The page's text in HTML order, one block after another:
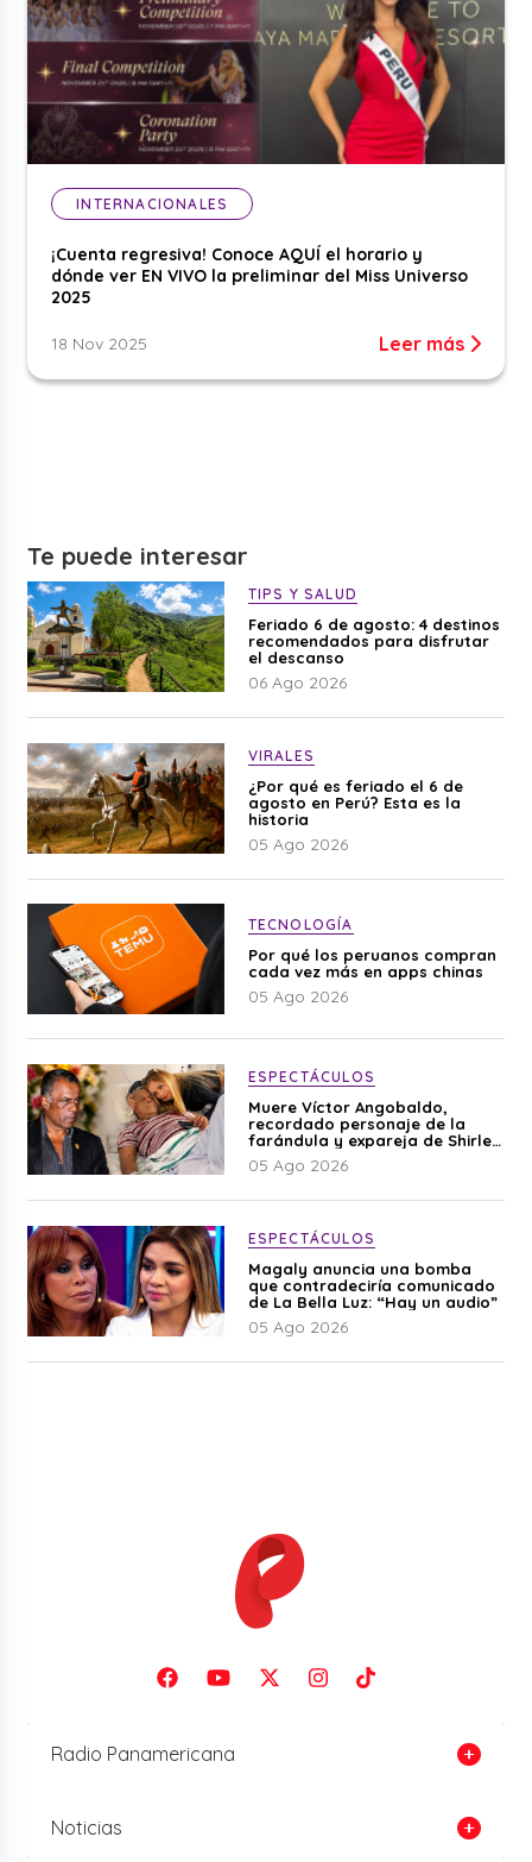
INTERNACIONALES
¡Cuenta regresiva! Conoce AQUÍ el horario y
dónde ver EN VIVO la preliminar del Miss Universo
2025
18 Nov 2025 Leer más
Te puede interesar
TIPS Y SALUD
Feriado 6 de agosto: 4 destinos
recomendados para disfrutar
el descanso
06 Ago 2026
VIRALES
¿Por qué es feriado el 6 de
agosto en Perú? Esta es la
historia
05 Ago 2026
TECNOLOGÍA
Por qué los peruanos compran
cada vez más en apps chinas
05 Ago 2026
ESPECTÁCULOS
Muere Víctor Angobaldo,
recordado personaje de la
farándula y expareja de Shirley
Cherres
05 Ago 2026
ESPECTÁCULOS
Magaly anuncia una bomba
que contradeciría comunicado
de La Bella Luz: “Hay un audio”
05 Ago 2026
Radio Panamericana
Noticias